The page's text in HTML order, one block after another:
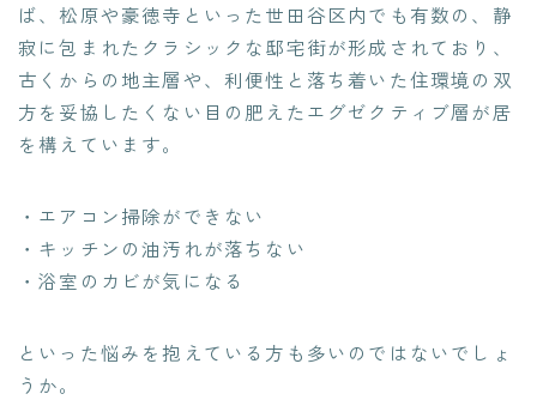
ば、松原や豪徳寺といった世田谷区内でも有数の、静
寂に包まれたクラシックな邸宅街が形成されており、
古くからの地主層や、利便性と落ち着いた住環境の双
方を妥協したくない目の肥えたエグゼクティブ層が居
を構えています。
・エアコン掃除ができない
・キッチンの油汚れが落ちない
・浴室のカビが気になる
といった悩みを抱えている方も多いのではないでしょ
うか。